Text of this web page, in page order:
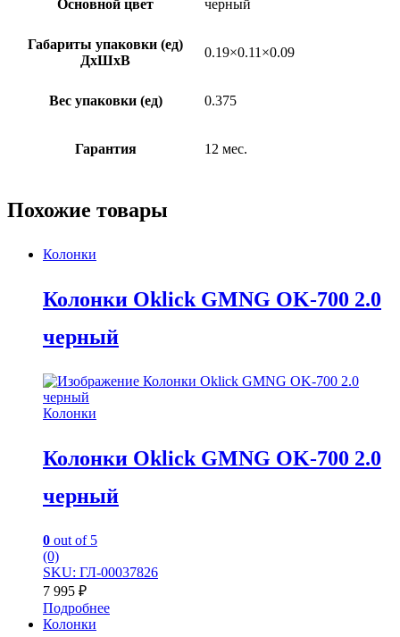
Основной цвет черный
Габариты упаковки (ед)
ДхШхВ
0.19×0.11×0.09
Вес упаковки (ед) 0.375
Гарантия 12 мес.
Похожие товары
Колонки
Колонки Oklick GMNG OK-700 2.0
черный
Колонки
Колонки Oklick GMNG OK-700 2.0
черный
0 out of 5
(0)
SKU: ГЛ-00037826
7 995 ₽
Подробнее
Колонки